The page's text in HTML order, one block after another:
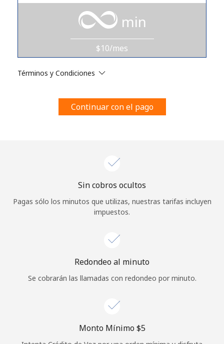
estosTérminos y condiciones.
Únete
¡Hola!
Inicia sesión oREGÍSTRATE →
¿Olvidaste tu contraseña? →
min
$10/mes
Términos y Condiciones
Continuar con el pago
Sin cobros ocultos
Pagas sólo los minutos que utilizas, nuestras tarifas incluyen
impuestos.
Redondeo al minuto
Se cobrarán las llamadas con redondeo por minuto.
Monto Mínimo ⁦$5⁩